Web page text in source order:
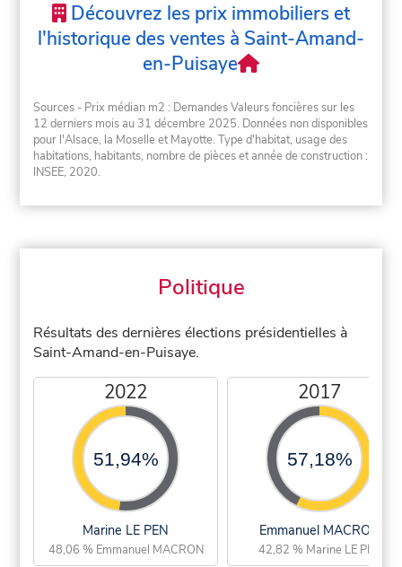
Découvrez les prix immobiliers et
l'historique des ventes à Saint-Amand-
en-Puisaye
Sources - Prix médian m2 : Demandes Valeurs foncières sur les
12 derniers mois au 31 décembre 2025. Données non disponibles
pour l'Alsace, la Moselle et Mayotte. Type d'habitat, usage des
habitations, habitants, nombre de pièces et année de construction :
INSEE, 2020.
Politique
Résultats des dernières élections présidentielles à
Saint-Amand-en-Puisaye.
2022
51,94%
Marine LE PEN
48,06 % Emmanuel MACRON
2017
57,18%
Emmanuel MACRON
42,82 % Marine LE PEN